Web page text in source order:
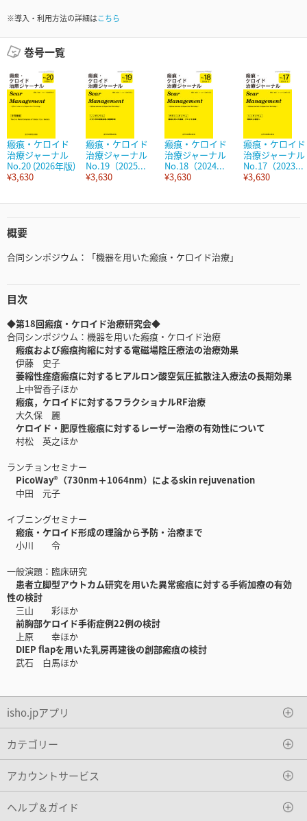
※導入・利用方法の詳細はこちら
巻号一覧
瘢痕・ケロイド
治療ジャーナル
No.20 (2026年版)
¥3,630
瘢痕・ケロイド
治療ジャーナル
No.19（2025...
¥3,630
瘢痕・ケロイド
治療ジャーナル
No.18（2024...
¥3,630
瘢痕・ケロイド
治療ジャーナル
No.17（2023...
¥3,630
概要
合同シンポジウム：「機器を用いた瘢痕・ケロイド治療」
目次
◆第18回瘢痕・ケロイド治療研究会◆
合同シンポジウム：機器を用いた瘢痕・ケロイド治療
瘢痕および瘢痕拘縮に対する電磁場陰圧療法の治療効果
伊藤 史子
萎縮性痤瘡瘢痕に対するヒアルロン酸空気圧拡散注入療法の長期効果
上中智香子ほか
瘢痕，ケロイドに対するフラクショナルRF治療
大久保 麗
ケロイド・肥厚性瘢痕に対するレーザー治療の有効性について
村松 英之ほか
ランチョンセミナー
PicoWay®（730nm＋1064nm）によるskin rejuvenation
中田 元子
イブニングセミナー
瘢痕・ケロイド形成の理論から予防・治療まで
小川 令
一般演題：臨床研究
患者立脚型アウトカム研究を用いた異常瘢痕に対する手術加療の有効
性の検討
三山 彩ほか
前胸部ケロイド手術症例22例の検討
上原 幸ほか
DIEP flapを用いた乳房再建後の創部瘢痕の検討
武石 白馬ほか
isho.jpアプリ
カテゴリー
アカウントサービス
ヘルプ＆ガイド